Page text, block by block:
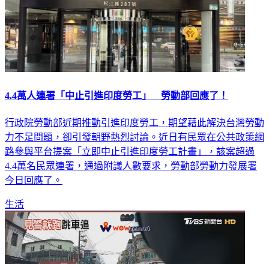
4.4萬人連署「中止引進印度勞工」 勞動部回應了！
行政院勞動部近期推動引進印度勞工，期望藉此解決台灣勞動
力不足問題，卻引發朝野熱烈討論。近日有民眾在公共政策網
路參與平台提案「立即中止引進印度勞工計畫」，該案超過
4.4萬名民眾連署，通過附議人數要求，勞動部勞動力發展署
今日回應了。
生活